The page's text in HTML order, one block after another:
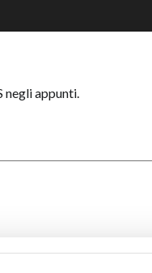
negli appunti.